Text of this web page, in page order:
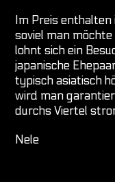
Im Preis enthalten
soviel man
lohnt sich ein
japanische
typisch asiatisch
wird man
durchs Viertel
Nele